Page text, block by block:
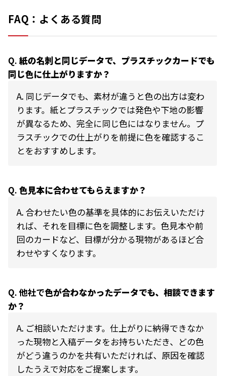
FAQ：よくある質問
Q. 紙の名刺と同じデータで、プラスチックカードでも
同じ色に仕上がりますか？
A. 同じデータでも、素材が違うと色の出方は変わ
ります。紙とプラスチックでは発色や下地の影響
が異なるため、完全に同じ色にはなりません。プ
ラスチックでの仕上がりを前提に色を確認するこ
とをおすすめします。
Q. 色見本に合わせてもらえますか？
A. 合わせたい色の基準を具体的にお伝えいただけ
れば、それを目標に色を調整します。色見本や前
回のカードなど、目標が分かる現物があるほど合
わせやすくなります。
Q. 他社で色が合わなかったデータでも、相談できます
か？
A. ご相談いただけます。仕上がりに納得できなか
った現物と入稿データをお持ちいただき、どの色
がどう違うのかを共有いただければ、原因を確認
したうえで対応をご提案します。